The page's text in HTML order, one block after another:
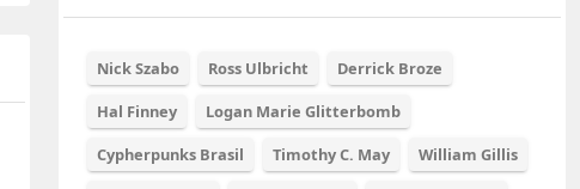
Nick Szabo Ross Ulbricht
Derrick Broze
Hal Finney
Logan Marie Glitterbomb
Cypherpunks Brasil
Timothy C. May
William Gillis